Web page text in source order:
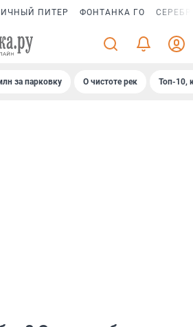
ПИТЕР ФОНТАНКА ГО
за парковку О чистоте рек Топ-10,